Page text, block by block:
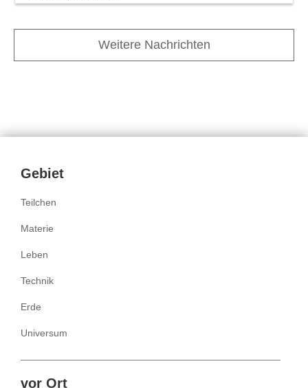
Weitere Nachrichten
Inhalte
Gebiet
Teilchen
Materie
Leben
Technik
Erde
Universum
vor Ort